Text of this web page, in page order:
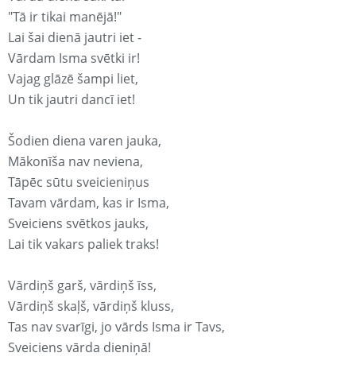
"Tā ir tikai manējā!"
Lai šai dienā jautri iet -
Vārdam Isma svētki ir!
Vajag glāzē šampi liet,
Un tik jautri dancī iet!
Šodien diena varen jauka,
Mākonīša nav neviena,
Tāpēc sūtu sveicieniņus
Tavam vārdam, kas ir Isma,
Sveiciens svētkos jauks,
Lai tik vakars paliek traks!
Vārdiņš garš, vārdiņš īss,
Vārdiņš skaļš, vārdiņš kluss,
Tas nav svarīgi, jo vārds Isma ir Tavs,
Sveiciens vārda dieniņā!